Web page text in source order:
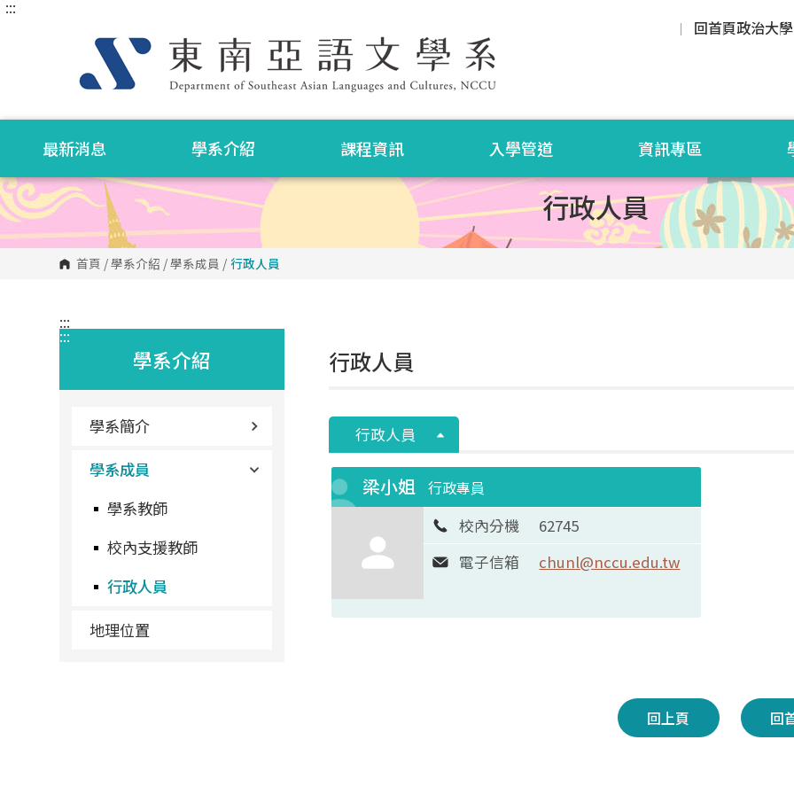
跳
:::
回首頁政治大學
最新消息 學系介紹 課程資訊 入學管道 資訊專區
行政人員
首頁 /學系介紹 /學系成員 / 行政人員
:::
學系介紹
學系簡介
學系成員
學系教師
校內支援教師
行政人員
地理位置
:::
行政人員
行政人員
梁小姐 行政專員
校內分機
62745
電子信箱
chunl@nccu.edu.tw
回上頁 回